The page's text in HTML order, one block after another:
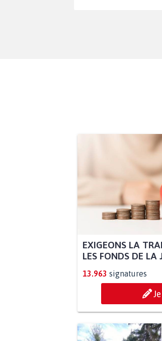
EXIGEONS LA
LES FONDS DE LA
13.963 signatures